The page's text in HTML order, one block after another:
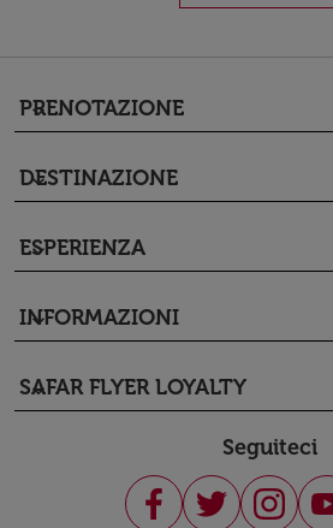
PRENOTAZIONE
keyboard_arrow_down
DESTINAZIONE
keyboard_arrow_down
ESPERIENZA
keyboard_arrow_down
INFORMAZIONI
keyboard_arrow_down
SAFAR FLYER LOYALTY
keyboard_arrow_down
Seguiteci